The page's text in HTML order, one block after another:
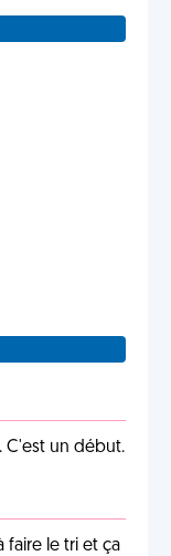
C'est un début.
faire le tri et ça